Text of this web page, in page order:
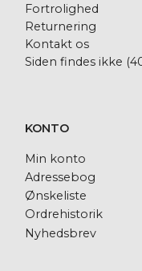
Fortrolighed
Returnering
Kontakt os
Siden findes ikke
KONTO
Min konto
Adressebog
Ønskeliste
Ordrehistorik
Nyhedsbrev